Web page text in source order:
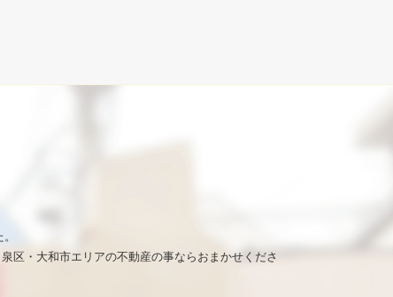
区・大和市エリアの不動産の事ならおまかせくださ